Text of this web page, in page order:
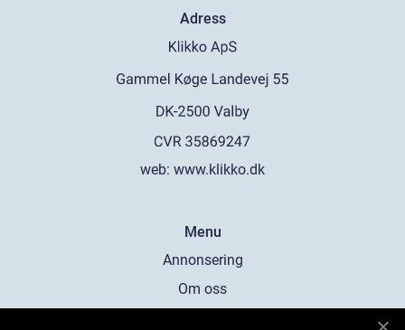
Adress
web: www.klikko.dk
Menu
Annonsering
Om oss